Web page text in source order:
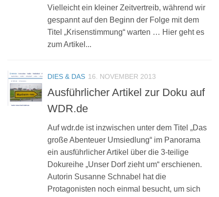
Vielleicht ein kleiner Zeitvertreib, während wir
gespannt auf den Beginn der Folge mit dem
Titel „Krisenstimmung“ warten … Hier geht es
zum Artikel...
DIES & DAS 16. NOVEMBER 2013
Ausführlicher Artikel zur Doku auf
WDR.de
Auf wdr.de ist inzwischen unter dem Titel „Das
große Abenteuer Umsiedlung“ im Panorama
ein ausführlicher Artikel über die 3-teilige
Dokureihe „Unser Dorf zieht um“ erschienen.
Autorin Susanne Schnabel hat die
Protagonisten noch einmal besucht, um sich